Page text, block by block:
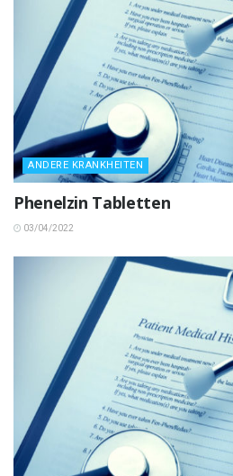
ANDERE KRANKHEITEN
Phenelzin Tabletten
03/04/2022